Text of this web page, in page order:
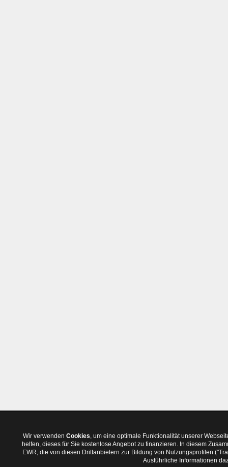
Wir verwenden Cookies, um eine optimale Funktionalität unserer
helfen, dieses für Sie kostenlose Angebot zu finanzieren. In diesem
EWR, die von diesen Drittanbietern zur Bildung von Nutzungsprofilen
Ausführliche Informationen